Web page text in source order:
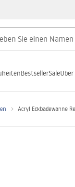
BestsellerSale
Acryl Eckbadewanne